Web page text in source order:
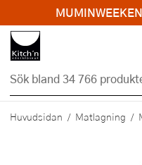
Hopp till huvudinnehållet
Huvudsidan Matlagning